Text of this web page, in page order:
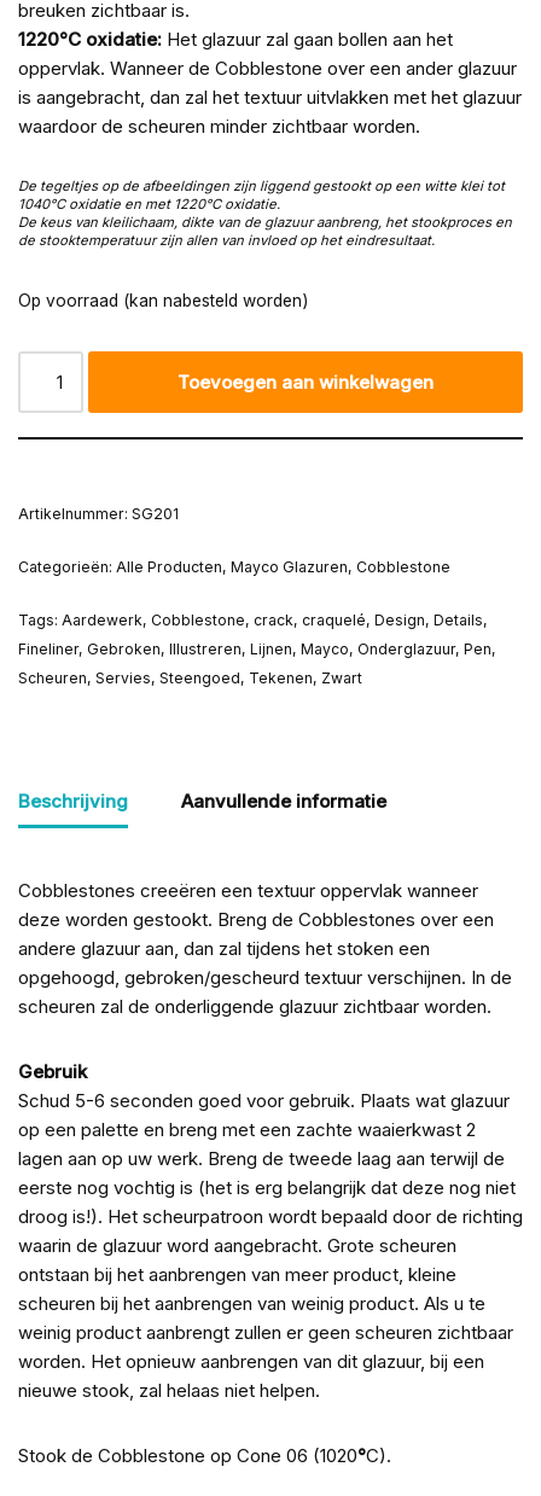
breuken zichtbaar is.
1220°C oxidatie: Het glazuur zal gaan bollen aan het
oppervlak. Wanneer de Cobblestone over een ander glazuur
is aangebracht, dan zal het textuur uitvlakken met het glazuur
waardoor de scheuren minder zichtbaar worden.
De tegeltjes op de afbeeldingen zijn liggend gestookt op een witte klei tot
1040°C oxidatie en met 1220°C oxidatie.
De keus van kleilichaam, dikte van de glazuur aanbreng, het stookproces en
de stooktemperatuur zijn allen van invloed op het eindresultaat.
Op voorraad (kan nabesteld worden)
Toevoegen aan winkelwagen
Artikelnummer: SG201
Categorieën: Alle Producten, Mayco Glazuren, Cobblestone
Tags: Aardewerk, Cobblestone, crack, craquelé, Design, Details,
Fineliner, Gebroken, Illustreren, Lijnen, Mayco, Onderglazuur, Pen,
Scheuren, Servies, Steengoed, Tekenen, Zwart
Beschrijving Aanvullende informatie
Cobblestones creeëren een textuur oppervlak wanneer
deze worden gestookt. Breng de Cobblestones over een
andere glazuur aan, dan zal tijdens het stoken een
opgehoogd, gebroken/gescheurd textuur verschijnen. In de
scheuren zal de onderliggende glazuur zichtbaar worden.
Gebruik
Schud 5-6 seconden goed voor gebruik. Plaats wat glazuur
op een palette en breng met een zachte waaierkwast 2
lagen aan op uw werk. Breng de tweede laag aan terwijl de
eerste nog vochtig is (het is erg belangrijk dat deze nog niet
droog is!). Het scheurpatroon wordt bepaald door de richting
waarin de glazuur word aangebracht. Grote scheuren
ontstaan bij het aanbrengen van meer product, kleine
scheuren bij het aanbrengen van weinig product. Als u te
weinig product aanbrengt zullen er geen scheuren zichtbaar
worden. Het opnieuw aanbrengen van dit glazuur, bij een
nieuwe stook, zal helaas niet helpen.
Stook de Cobblestone op Cone 06 (1020°C).